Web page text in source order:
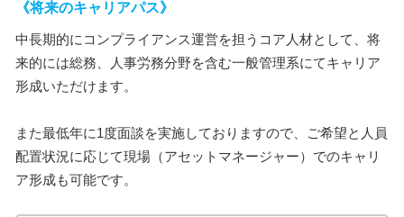
《将来のキャリアパス》
中長期的にコンプライアンス運営を担うコア人材として、将
来的には総務、人事労務分野を含む一般管理系にてキャリア
形成いただけます。
また最低年に1度面談を実施しておりますので、ご希望と人員
配置状況に応じて現場（アセットマネージャー）でのキャリ
ア形成も可能です。